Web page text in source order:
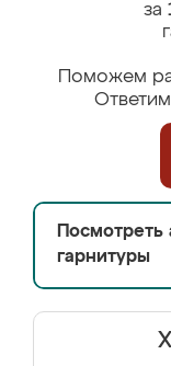
за
Поможем
гарнитуры